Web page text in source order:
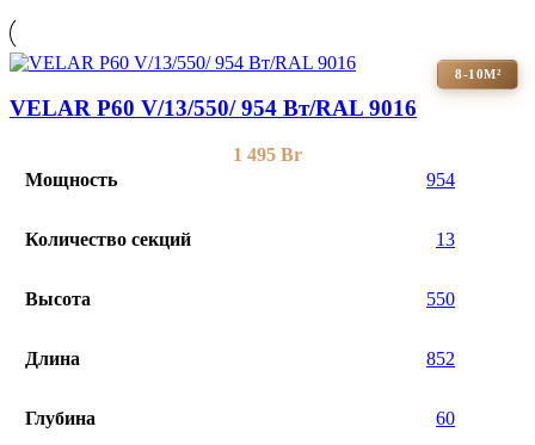
8-10М²
VELAR P60 V/13/550/ 954 Bт/RAL 9016
1 495 Br
Мощность
954
Количество секций 13
Высота 550
Длина 852
Глубина 60